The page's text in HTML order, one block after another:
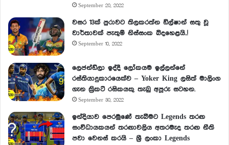
September 20, 2022
වසර 13ක් පුරාවට තිලකරත්න ඩිල්ෂාන් සතු වූ
වාර්තාවක් පැතුම් නිස්සංක බිදහෙළයි..!
September 10, 2022
ලෙජන්ඩ්ලා ඉද්දී ලෝකයම ඉල්ලන්නේ
රස්තියාදුකාරයෙක්ව – Yoker King ලසිත් මාලිංග
ගැන ක්‍රිකට් රසිකයකු තැබු අපූරු සටහන.
September 30, 2022
ඉන්දියාව පෙරමුණේ තැබීමට Legends තරඟ
සංවිධායකයන් තරඟාවලිය අතරමැද තරඟ නීති
පවා වෙනස් කරයි – ශ්‍රී ලංකා Legends